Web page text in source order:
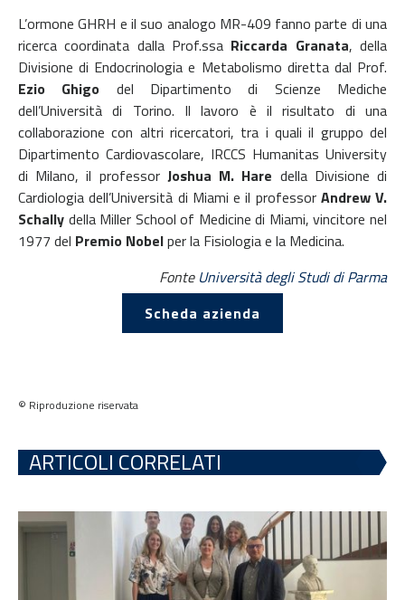
L’ormone GHRH e il suo analogo MR-409 fanno parte di una
ricerca coordinata dalla Prof.ssa Riccarda Granata, della
Divisione di Endocrinologia e Metabolismo diretta dal Prof.
Ezio Ghigo del Dipartimento di Scienze Mediche
dell’Università di Torino. Il lavoro è il risultato di una
collaborazione con altri ricercatori, tra i quali il gruppo del
Dipartimento Cardiovascolare, IRCCS Humanitas University
di Milano, il professor Joshua M. Hare della Divisione di
Cardiologia dell’Università di Miami e il professor Andrew V.
Schally della Miller School of Medicine di Miami, vincitore nel
1977 del Premio Nobelper la Fisiologia e la Medicina.
Fonte Università degli Studi di Parma
Scheda azienda
© Riproduzione riservata
ARTICOLI CORRELATI